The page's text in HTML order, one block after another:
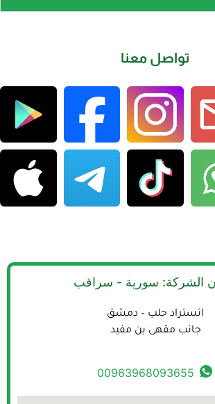
تواصل معنا
الشركة: سورية - سراقب
اتستراد حلب – دمشق
جانب مقهى بن مفيد
00963968093655